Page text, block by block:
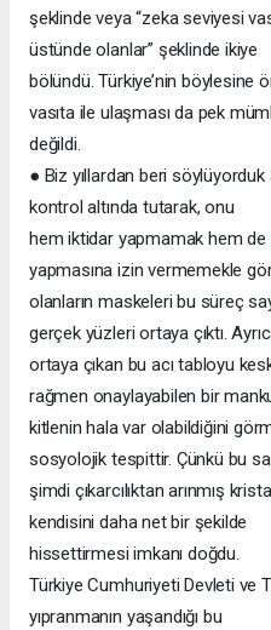
şeklinde veya “zeka seviyesi
üstünde olanlar” şeklinde ikiye
bölündü. Türkiye’nin böylesine
vasıta ile ulaşması da pek
değildi.
● Biz yıllardan beri
kontrol altında tutarak, onu
hem iktidar yapmamak hem
yapmasına izin vermemekle
olanların maskeleri bu süreç
gerçek yüzleri ortaya çıktı.
ortaya çıkan bu acı tabloyu
rağmen onaylayabilen bir
kitlenin hala var olabildiğini
sosyolojik tespittir. Çünkü bu
şimdi çıkarcılıktan arınmış
kendisini daha net bir şekilde
hissettirmesi imkanı doğdu.
Türkiye Cumhuriyeti Devleti ve
yıpranmanın yaşandığı bu